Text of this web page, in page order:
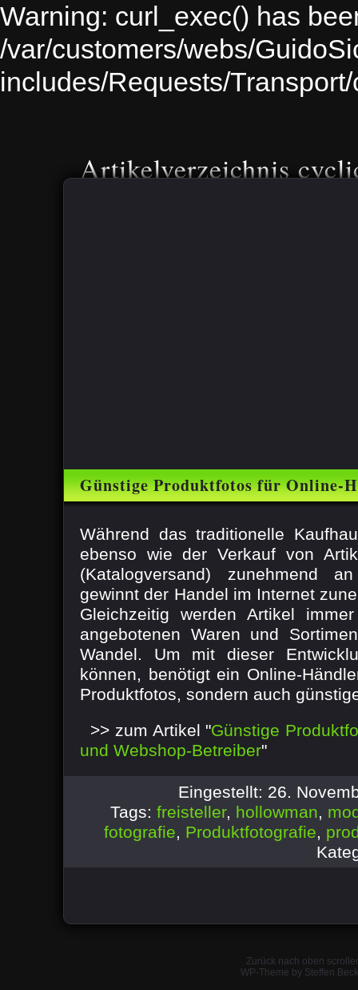
Warning: curl_exec() has
/var/customers/webs/
includes/Requests/
Artikelverzeichnis
Günstige Produktfotos für Online-
Während das traditionelle
ebenso wie der Verkauf von
(Katalogversand) zunehmend
gewinnt der Handel im Internet
Gleichzeitig werden Artikel
angebotenen Waren und
Wandel. Um mit dieser
können, benötigt ein Online-
Produktfotos, sondern auch
>> zum Artikel "Günstige
und Webshop-Betreiber"
Eingestellt: 26.
Tags: freisteller, hollowman,
fotografie, Produktfotografie,
Zurück nach oben
WP-Theme by Steffen